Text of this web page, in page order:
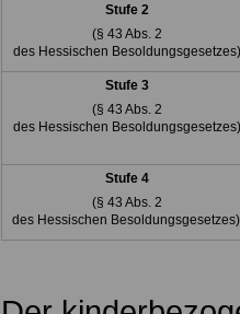
Stufe 2
(§ 43 Abs. 2
des Hessischen Besoldungsgesetzes)
Stufe 3
(§ 43 Abs. 2
des Hessischen Besoldungsgesetzes)
Stufe 4
(§ 43 Abs. 2
des Hessischen